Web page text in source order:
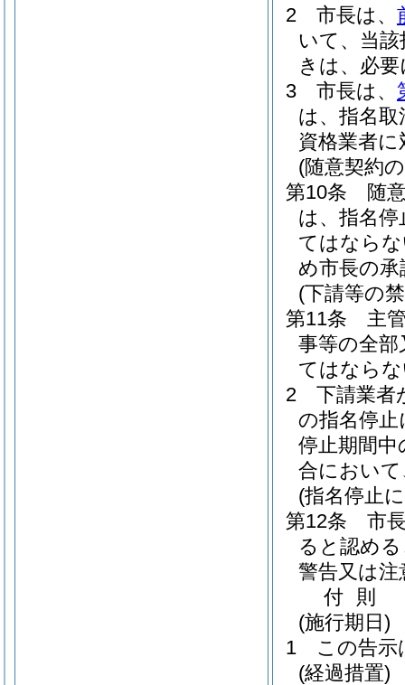
2
市長は、
いて、当
きは、必
3
市長は、
は、指名取
資格業者
(随意契約
第10条
随
は、指名
てはなら
め市長の
(下請等の
第11条
主
事等の全
てはなら
2
下請業者
の指名停
停止期間
合におい
(指名停止
第12条
市
ると認め
警告又は
付 則
(施行期日)
1
この告示
(経過措置)